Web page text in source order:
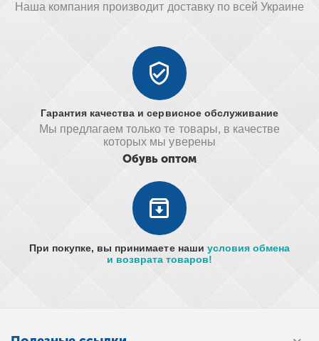
Наша компания производит доставку по всей Украине
Гарантия качества и сервисное обслуживание
Мы предлагаем только те товары, в качестве
которых мы уверены
Обувь оптом
При покупке, вы принимаете наши условия обмена
и возврата товаров!